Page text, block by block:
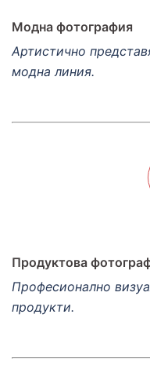
Модна фотография
Артистично
модна линия.
Продуктова
Професионално
продукти.